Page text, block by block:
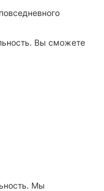
Вы сможете
Мы